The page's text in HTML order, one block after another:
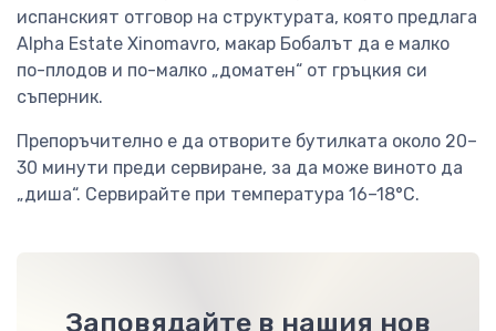
испанският отговор на структурата, която предлага
Alpha Estate Xinomavro, макар Бобалът да е малко
по-плодов и по-малко „доматен“ от гръцкия си
съперник.
Препоръчително е да отворите бутилката около 20–
30 минути преди сервиране, за да може виното да
„диша“. Сервирайте при температура 16–18°C.
Заповядайте в нашия нов